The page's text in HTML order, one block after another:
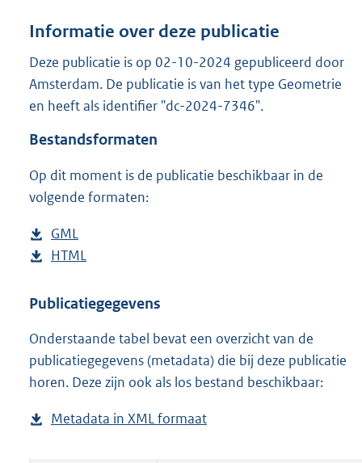
n
s
r
o
e
Informatie over deze publicatie
Deze publicatie is op 02-10-2024 gepubliceerd door
Amsterdam. De publicatie is van het type Geometrie
en heeft als identifier "dc-2024-7346".
Bestandsformaten
Op dit moment is de publicatie beschikbaar in de
volgende formaten:
D
o
n
o
a
d
u
GML
e
t
n
d
s
r
D
w
l
o
a
p
HTML
s
a
n
d
g
Publicatiegegevens
Onderstaande tabel bevat een overzicht van de
publicatiegegevens (metadata) die bij deze publicatie
horen. Deze zijn ook als los bestand beschikbaar:
Metadata in XML formaat